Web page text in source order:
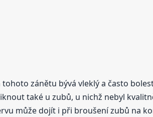
zánětu bývá vleklý a často
také u zubů, u nichž nebyl
může dojít i při broušení zubů na